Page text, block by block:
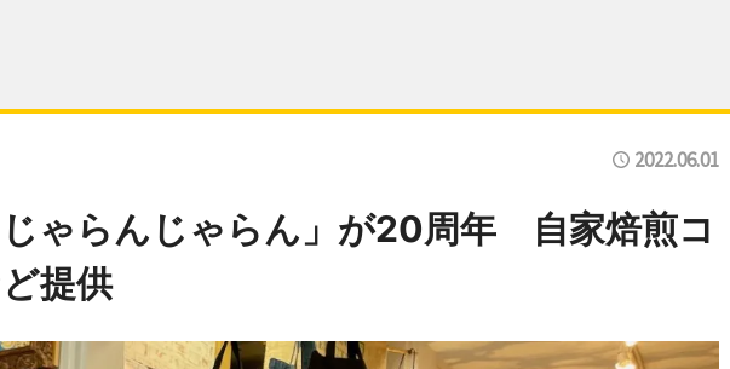
2022.06.01
ゃらんじゃらん」が20周年 自家焙煎コ
提供